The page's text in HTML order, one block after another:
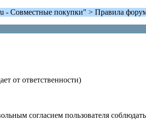
- Совместные покупки" > Правила
от ответственности)
согласием пользователя